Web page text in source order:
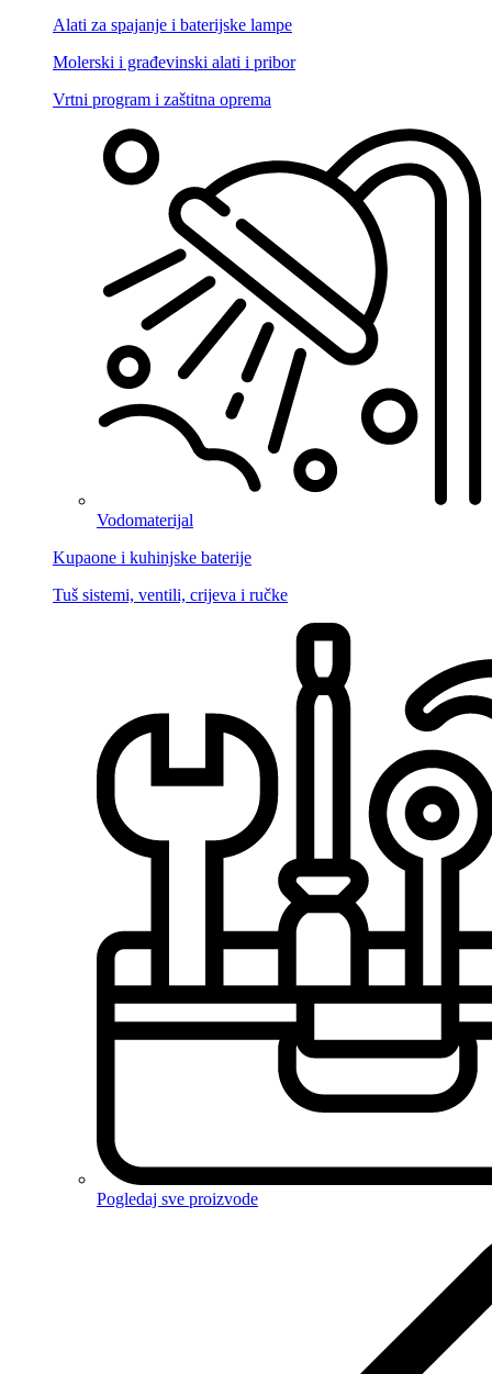
Alati za spajanje i baterijske lampe
Molerski i građevinski alati i pribor
Vrtni program i zaštitna oprema
Vodomaterijal
Kupaone i kuhinjske baterije
Tuš sistemi, ventili, crijeva i ručke
Pogledaj sve proizvode